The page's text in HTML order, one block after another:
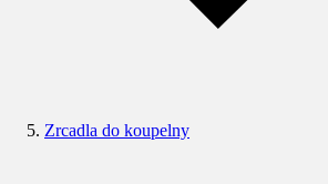
Zrcadla do koupelny